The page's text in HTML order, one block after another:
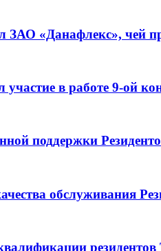
ЗАО «Данафлекс», чей
в работе 9-ой
поддержки
обслуживания
резидентов